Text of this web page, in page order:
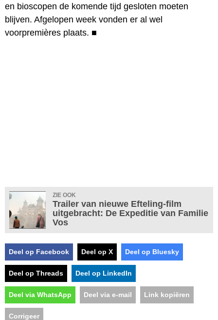
en bioscopen de komende tijd gesloten moeten
blijven. Afgelopen week vonden er al wel
voorpremières plaats. ■
ZIE OOK
Trailer van nieuwe Efteling-film
uitgebracht: De Expeditie van Familie
Vos
Deel op Facebook Deel op X Deel op Bluesky
Deel op Threads Deel op LinkedIn
Deel via WhatsApp Deel via e-mail Link kopiëren
Corrigeer